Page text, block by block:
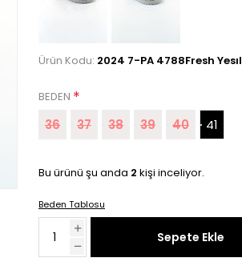
Ürün Kodu: 2024 7-PA 4788Fresh Yesıl
BEDEN *
36 37 38 39 40 41
Bu ürünü şu anda 2 kişi inceliyor.
Beden Tablosu
Sepete Ekle